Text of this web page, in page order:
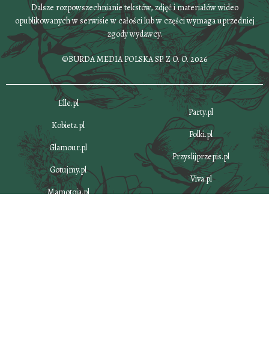
Dalsze rozpowszechnianie tekstów, zdjęć i materiałów wideo
opublikowanych w serwisie w całości lub w części wymaga uprzedniej
zgody wydawcy.
©BURDA MEDIA POLSKA SP. Z O. O. 2026
Elle.pl
Kobieta.pl
Glamour.pl
Gotujmy.pl
Mamotoja.pl
Party.pl
Polki.pl
Przyslijprzepis.pl
Viva.pl